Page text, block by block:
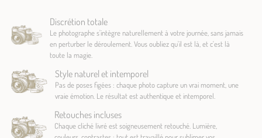
Discrétion totale
Le photographe s'intègre naturellement à votre journée, sans jamais
en perturber le déroulement. Vous oubliez qu'il est là, et c'est là
toute la magie.
Style naturel et intemporel
Pas de poses figées : chaque photo capture un vrai moment, une
vraie émotion. Le résultat est authentique et intemporel.
Retouches incluses
Chaque cliché livré est soigneusement retouché. Lumière,